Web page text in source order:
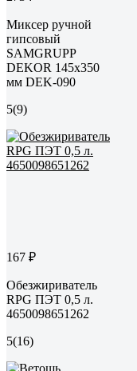
Миксер ручной
гипсовый
SAMGRUPP
DEKOR 145х350
мм DEK-090
5(9)
167 ₽
Обезжириватель
RPG ПЭТ 0,5 л.
4650098651262
5(16)